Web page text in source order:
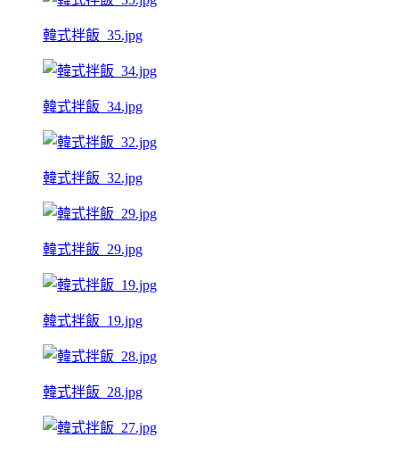
韓式拌飯_35.jpg
韓式拌飯_34.jpg
韓式拌飯_32.jpg
韓式拌飯_29.jpg
韓式拌飯_19.jpg
韓式拌飯_28.jpg